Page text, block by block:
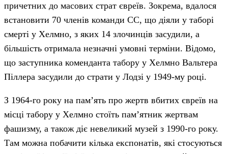
причетних до масових страт євреїв. Зокрема, вдалося
встановити 70 членів команди СС, що діяли у таборі
смерті у Хелмно, з яких 14 злочинців засудили, а
більшість отримала незначні умовні терміни. Відомо,
що заступника коменданта табору у Хелмно Вальтера
Піллера засудили до страти у Лодзі у 1949-му році.
З 1964-го року на пам’ять про жертв вбитих євреїв на
місці табору у Хелмно стоїть пам’ятник жертвам
фашизму, а також діє невеликий музей з 1990-го року.
Там можна побачити кілька експонатів, які стосуються